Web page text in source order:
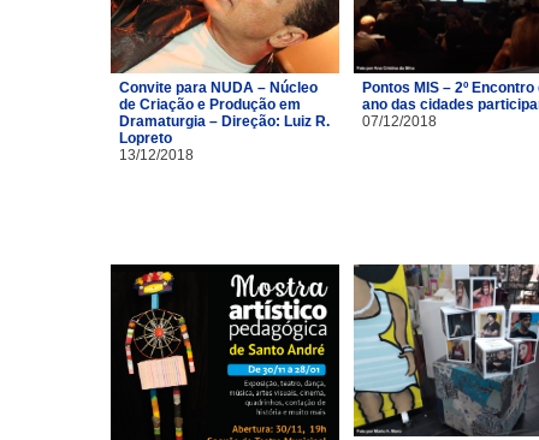
Convite para NUDA – Núcleo
de Criação e Produção em
Dramaturgia – Direção: Luiz R.
Lopreto
13/12/2018
Pontos MIS – 2º Encontro
ano das cidades
07/12/2018